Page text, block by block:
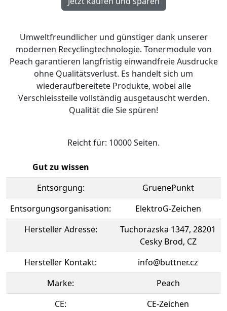
Umweltfreundlicher und günstiger dank unserer
modernen Recyclingtechnologie. Tonermodule von
Peach garantieren langfristig einwandfreie Ausdrucke
ohne Qualitätsverlust. Es handelt sich um
wiederaufbereitete Produkte, wobei alle
Verschleissteile vollständig ausgetauscht werden.
Qualität die Sie spüren!
Reicht für: 10000 Seiten.
Gut zu wissen
Entsorgung:
GruenePunkt
Entsorgungsorganisation:
ElektroG-Zeichen
Hersteller Adresse:
Tuchorazska 1347, 28201
Cesky Brod, CZ
Hersteller Kontakt:
info@buttner.cz
Marke:
Peach
CE:
CE-Zeichen